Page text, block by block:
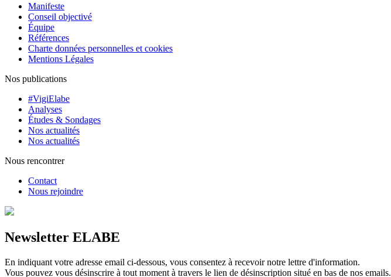
Manifeste
Conseil objectivé
Équipe
Références
Charte données personnelles et cookies
Mentions Légales
Nos publications
#VigiElabe
Analyses
Études & Sondages
Nos actualités
Nos actualités
Nous rencontrer
Contact
Nous rejoindre
Newsletter ELABE
En indiquant votre adresse email ci-dessous, vous consentez à recevoir notre lettre d'information.
Vous pouvez vous désinscrire à tout moment à travers le lien de désinscription situé en bas de nos emails.